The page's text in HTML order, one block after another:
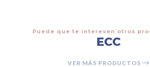
Puede que te interesen otros
ECC
VER MÁS PRODUCTOS